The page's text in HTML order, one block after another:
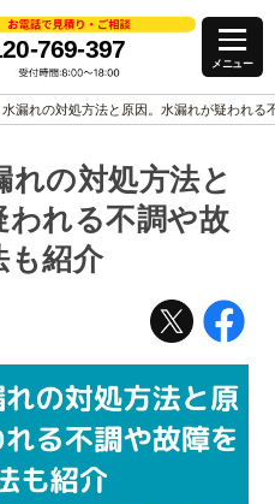
769-397
漏れの対処方法と原因。水漏れが疑われる
の対処方法と
われる不調や故
も紹介